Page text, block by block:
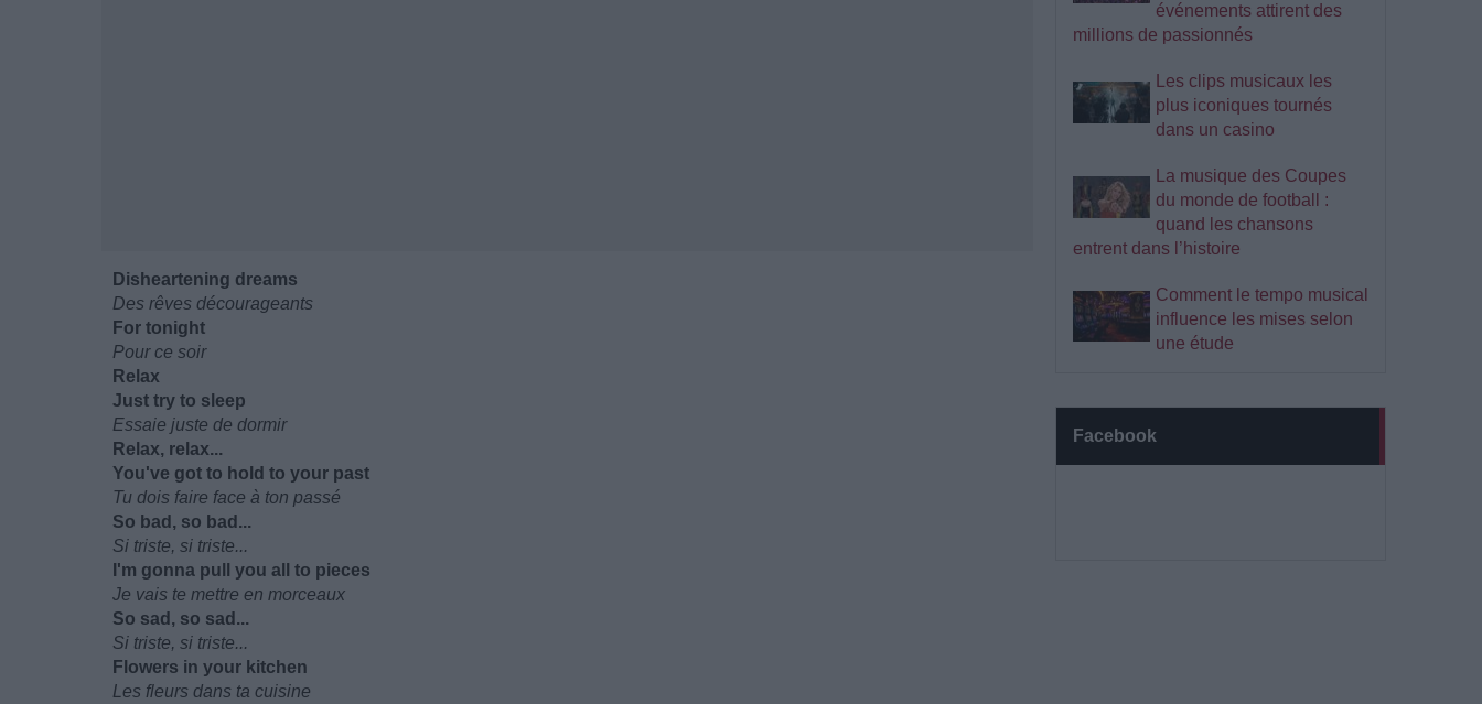
événements attirent des
millions de passionnés
Les clips musicaux les
plus iconiques tournés
dans un casino
La musique des Coupes
du monde de football :
quand les chansons
entrent dans l’histoire
Comment le tempo musical
influence les mises selon
une étude
Facebook
Disheartening dreams
Des rêves décourageants
For tonight
Pour ce soir
Relax
Just try to sleep
Essaie juste de dormir
Relax, relax...
You've got to hold to your past
Tu dois faire face à ton passé
So bad, so bad...
Si triste, si triste...
I'm gonna pull you all to pieces
Je vais te mettre en morceaux
So sad, so sad...
Si triste, si triste...
Flowers in your kitchen
Les fleurs dans ta cuisine